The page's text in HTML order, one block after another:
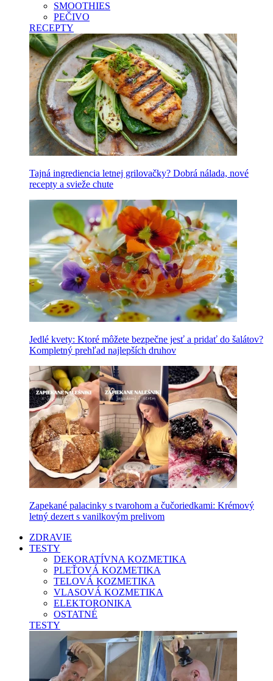
SMOOTHIES
PEČIVO
RECEPTY
Tajná ingrediencia letnej grilovačky? Dobrá nálada, nové
recepty a svieže chute
Jedlé kvety: Ktoré môžete bezpečne jesť a pridať do šalátov?
Kompletný prehľad najlepších druhov
Zapekané palacinky s tvarohom a čučoriedkami: Krémový
letný dezert s vanilkovým prelivom
ZDRAVIE
TESTY
DEKORATÍVNA KOZMETIKA
PLEŤOVÁ KOZMETIKA
TELOVÁ KOZMETIKA
VLASOVÁ KOZMETIKA
ELEKTORONIKA
OSTATNÉ
TESTY